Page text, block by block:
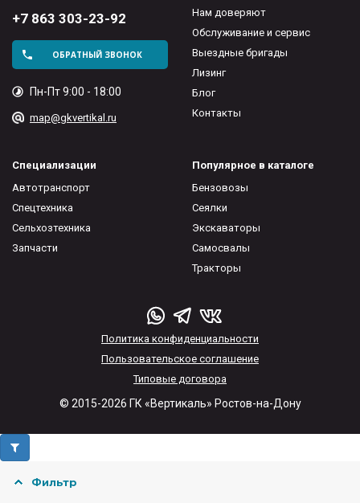
+7 863 303-23-92
ОБРАТНЫЙ ЗВОНОК
Пн-Пт 9:00 - 18:00
map@gkvertikal.ru
Нам доверяют
Обслуживание и сервис
Выездные бригады
Лизинг
Блог
Контакты
Специализации
Автотранспорт
Спецтехника
Сельхозтехника
Запчасти
Популярное в каталоге
Бензовозы
Сеялки
Экскаваторы
Самосвалы
Тракторы
Политика конфиденциальности
Пользовательское соглашение
Типовые договора
© 2015-2026 ГК «Вертикаль» Ростов-на-Дону
Фильтр